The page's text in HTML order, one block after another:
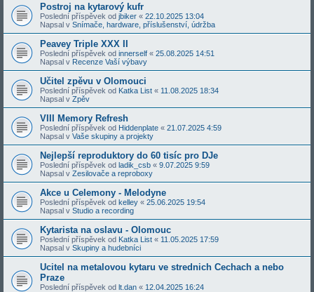
Postroj na kytarový kufr
Poslední příspěvek od jbiker « 22.10.2025 13:04
Napsal v Snímače, hardware, příslušenství, údržba
Peavey Triple XXX II
Poslední příspěvek od innerself « 25.08.2025 14:51
Napsal v Recenze Vaší výbavy
Učitel zpěvu v Olomouci
Poslední příspěvek od Katka List « 11.08.2025 18:34
Napsal v Zpěv
VIII Memory Refresh
Poslední příspěvek od Hiddenplate « 21.07.2025 4:59
Napsal v Vaše skupiny a projekty
Nejlepší reproduktory do 60 tisíc pro DJe
Poslední příspěvek od ladik_csb « 9.07.2025 9:59
Napsal v Zesilovače a reproboxy
Akce u Celemony - Melodyne
Poslední příspěvek od kelley « 25.06.2025 19:54
Napsal v Studio a recording
Kytarista na oslavu - Olomouc
Poslední příspěvek od Katka List « 11.05.2025 17:59
Napsal v Skupiny a hudebníci
Ucitel na metalovou kytaru ve strednich Cechach a nebo
Praze
Poslední příspěvek od lt.dan « 12.04.2025 16:24